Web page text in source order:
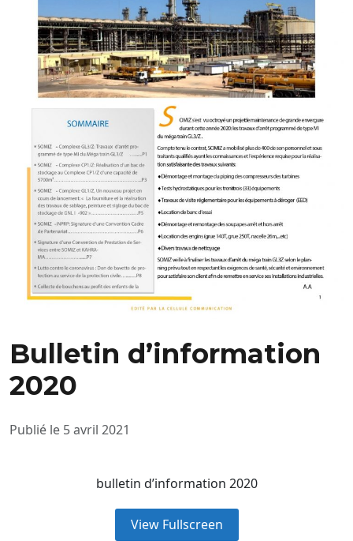
Bulletin d’information
2020
Publié le 5 avril 2021
bulletin d’information 2020
View Fullscreen